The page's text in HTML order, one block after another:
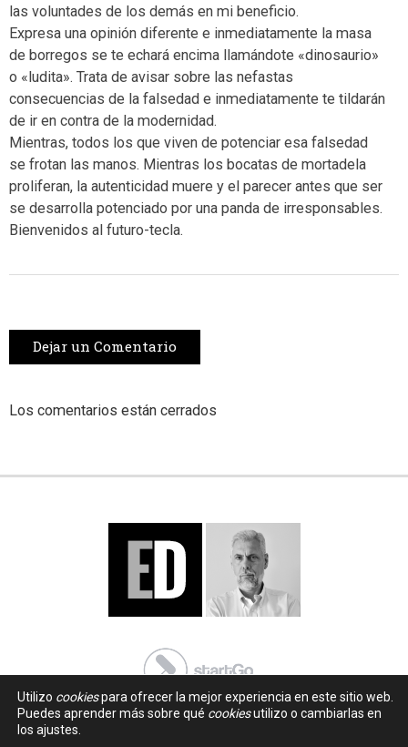
las voluntades de los demás en mi beneficio.
Expresa una opinión diferente e inmediatamente la masa
de borregos se te echará encima llamándote «dinosaurio»
o «ludita». Trata de avisar sobre las nefastas
consecuencias de la falsedad e inmediatamente te tildarán
de ir en contra de la modernidad.
Mientras, todos los que viven de potenciar esa falsedad
se frotan las manos. Mientras los bocatas de mortadela
proliferan, la autenticidad muere y el parecer antes que ser
se desarrolla potenciado por una panda de irresponsables.
Bienvenidos al futuro-tecla.
Dejar un Comentario
Los comentarios están cerrados
Utilizo cookiespara ofrecer la mejor experiencia en este sitio web.
Puedes aprender más sobre qué cookiesutilizo o cambiarlas en
los ajustes.